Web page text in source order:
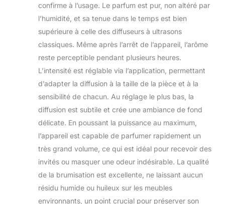
confirme à l’usage. Le parfum est pur, non altéré par
l’humidité, et sa tenue dans le temps est bien
supérieure à celle des diffuseurs à ultrasons
classiques. Même après l’arrêt de l’appareil, l’arôme
reste perceptible pendant plusieurs heures.
L’intensité est réglable via l’application, permettant
d’adapter la diffusion à la taille de la pièce et à la
sensibilité de chacun. Au réglage le plus bas, la
diffusion est subtile et crée une ambiance de fond
délicate. En poussant la puissance au maximum,
l’appareil est capable de parfumer rapidement un
très grand volume, ce qui est idéal pour recevoir des
invités ou masquer une odeur indésirable. La qualité
de la brumisation est excellente, ne laissant aucun
résidu humide ou huileux sur les meubles
environnants, un point crucial pour préserver son